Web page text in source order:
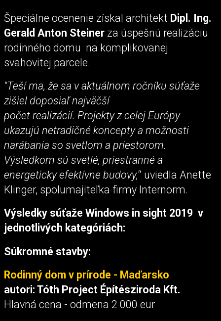
Špeciálne ocenenie získal architekt Dipl. Ing.
Gerald Anton Steiner za úspešnú realizáciu
rodinného domu na komplikovanej
svahovitej parcele.
"Teší ma, že sa v aktuálnom ročníku súťaže
zišiel doposiaľ najväčší
počet realizácií. Projekty z celej Európy
ukazujú netradičné koncepty a možnosti
narábania so svetlom a priestorom.
Výsledkom sú svetlé, priestranné a
energeticky efektívne budovy,“ uviedla Anette
Klinger, spolumajiteľka firmy Internorm.
Výsledky súťaže Windows in sight 2019 v
jednotlivých kategóriách:
Súkromné stavby:
Rodinný dom v prírode - Maďarsko
autori: Tóth Project Építésziroda Kft.
Hlavná cena - odmena 2 000 eur